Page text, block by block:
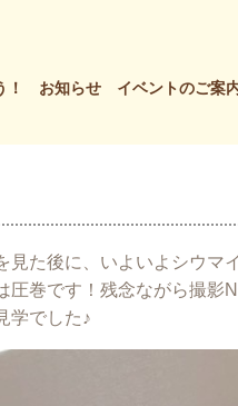
お知らせ イベントのご案
た後に、いよいよシウマ
巻です！残念ながら撮影
学でした♪